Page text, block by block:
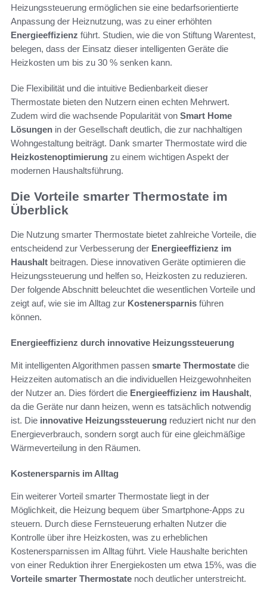
Heizungssteuerung ermöglichen sie eine bedarfsorientierte
Anpassung der Heiznutzung, was zu einer erhöhten
Energieeffizienz führt. Studien, wie die von Stiftung Warentest,
belegen, dass der Einsatz dieser intelligenten Geräte die
Heizkosten um bis zu 30 % senken kann.
Die Flexibilität und die intuitive Bedienbarkeit dieser
Thermostate bieten den Nutzern einen echten Mehrwert.
Zudem wird die wachsende Popularität von Smart Home
Lösungen in der Gesellschaft deutlich, die zur nachhaltigen
Wohngestaltung beiträgt. Dank smarter Thermostate wird die
Heizkostenoptimierung zu einem wichtigen Aspekt der
modernen Haushaltsführung.
Die Vorteile smarter Thermostate im
Überblick
Die Nutzung smarter Thermostate bietet zahlreiche Vorteile, die
entscheidend zur Verbesserung der Energieeffizienz im
Haushalt beitragen. Diese innovativen Geräte optimieren die
Heizungssteuerung und helfen so, Heizkosten zu reduzieren.
Der folgende Abschnitt beleuchtet die wesentlichen Vorteile und
zeigt auf, wie sie im Alltag zur Kostenersparnis führen
können.
Energieeffizienz durch innovative Heizungssteuerung
Mit intelligenten Algorithmen passen smarte Thermostate die
Heizzeiten automatisch an die individuellen Heizgewohnheiten
der Nutzer an. Dies fördert die Energieeffizienz im Haushalt,
da die Geräte nur dann heizen, wenn es tatsächlich notwendig
ist. Die innovative Heizungssteuerung reduziert nicht nur den
Energieverbrauch, sondern sorgt auch für eine gleichmäßige
Wärmeverteilung in den Räumen.
Kostenersparnis im Alltag
Ein weiterer Vorteil smarter Thermostate liegt in der
Möglichkeit, die Heizung bequem über Smartphone-Apps zu
steuern. Durch diese Fernsteuerung erhalten Nutzer die
Kontrolle über ihre Heizkosten, was zu erheblichen
Kostenersparnissen im Alltag führt. Viele Haushalte berichten
von einer Reduktion ihrer Energiekosten um etwa 15%, was die
Vorteile smarter Thermostate noch deutlicher unterstreicht.